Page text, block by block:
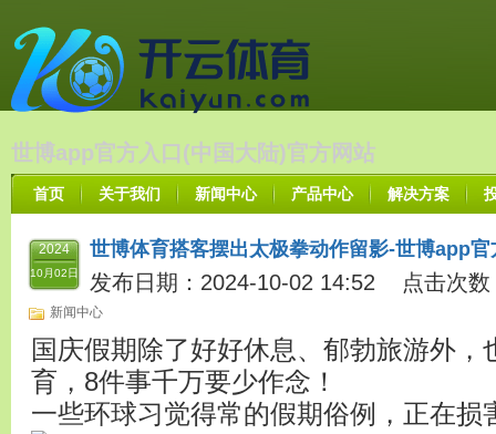
世博app官方入口(中国大陆)官方网站
首页 关于我们 新闻中心 产品中心 解决方案
2024
10月02日
世博体育搭客摆出太极拳动作留影-世博app
发布日期：2024-10-02 14:52 点击次数
新闻中心
国庆假期除了好好休息、郁勃旅游外，
育，8件事千万要少作念！
一些环球习觉得常的假期俗例，正在损